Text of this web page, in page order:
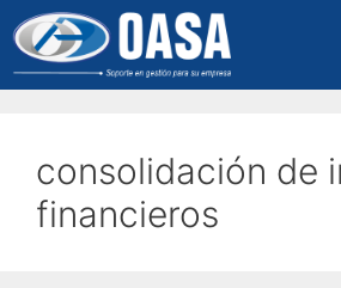
Skip
to
content
consolidación de
financieros